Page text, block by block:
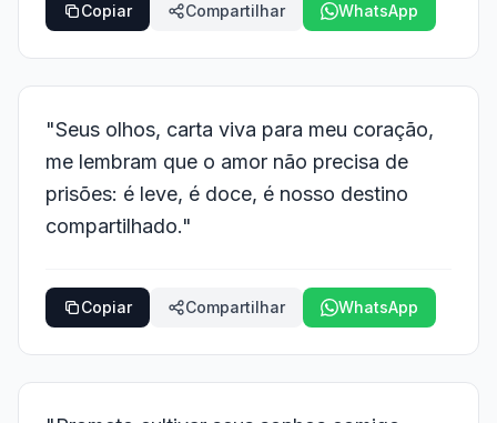
Copiar Compartilhar WhatsApp
"Seus olhos, carta viva para meu coração,
me lembram que o amor não precisa de
prisões: é leve, é doce, é nosso destino
compartilhado."
Copiar Compartilhar WhatsApp